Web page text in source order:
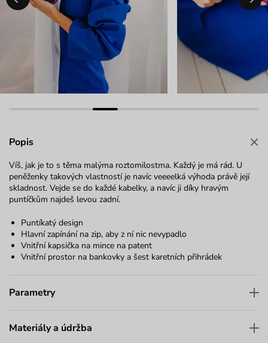
Popis
Víš, jak je to s těma malýma roztomilostma. Každý je má rád. U
peněženky takových vlastností je navíc veeeelká výhoda právě její
skladnost. Vejde se do každé kabelky, a navíc ji díky hravým
puntíčkům najdeš levou zadní.
Puntíkatý design
Hlavní zapínání na zip, aby z ní nic nevypadlo
Vnitřní kapsička na mince na patent
Vnitřní prostor na bankovky a šest karetních přihrádek
Parametry
Materiály a údržba